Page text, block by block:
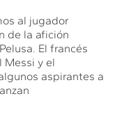
al jugador
de la afición
El francés
Messi y el
aspirantes a